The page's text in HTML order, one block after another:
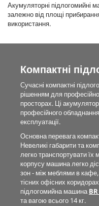
Акумуляторні підлогомийні
залежно від площі
використання.
Компактні
Сучасні компактні
рішенням для
просторах. Ці
професійного
експлуатації.
Основна перевага
Невеликі габарити та
легко транспортувати
корпусу машина легко
зон - між меблями в кафе,
тісних офісних
підлогомийна машина
та вагою всього 14 кг.